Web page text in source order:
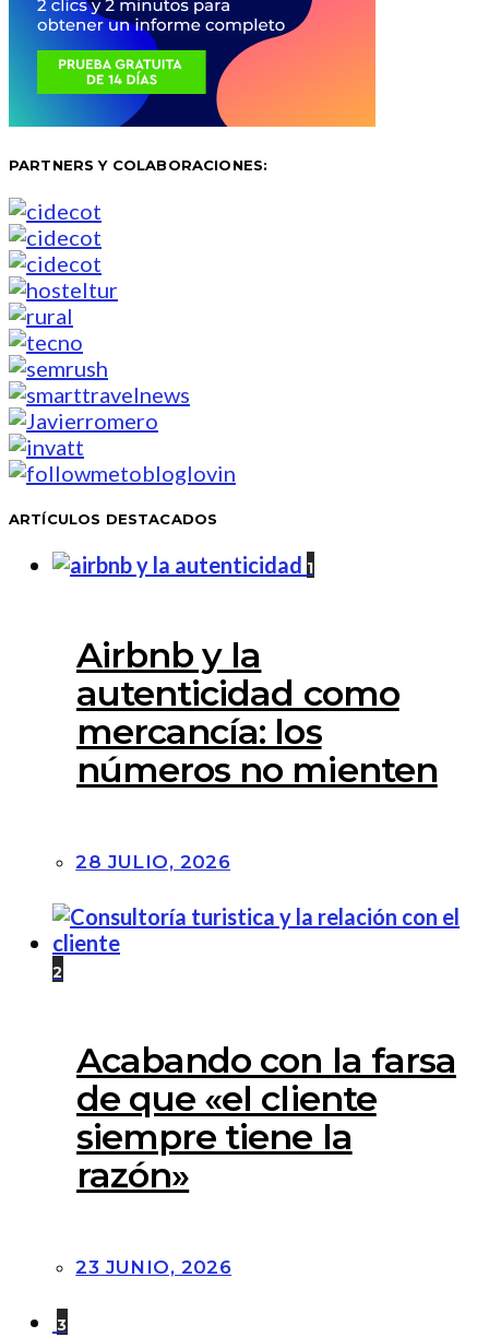
PARTNERS Y COLABORACIONES:
ARTÍCULOS DESTACADOS
1
Airbnb y la
autenticidad como
mercancía: los
números no mienten
28 JULIO, 2026
2
Acabando con la farsa
de que «el cliente
siempre tiene la
razón»
23 JUNIO, 2026
3